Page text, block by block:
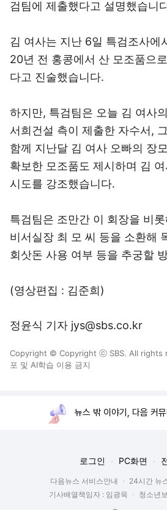
검팀에 제출했다고 설명했습니
김 여사는 지난 6일 특검조사에
20년 전 홍콩에서 산 모조품으
다고 진술했습니다.
하지만, 특검팀은 오늘 김 여사
서희건설 측이 제출한 자수서,
함께 지난달 김 여사 오빠의 장
확보한 모조품도 제시하며 김
시도를 강조했습니다.
특검팀은 조만간 이 회장을 비
비서실장 최 모 씨 등을 소환해
회삿돈 사용 여부 등을 추궁할
(영상편집 : 김준희)
정윤식 기자 jys@sbs.co.kr
Copyright © Copyright ⓒ SBS. All rights
포 및 AI학습 이용 금지
뉴스 밖 이야기, 다음 커
로그인 PC화면
다음뉴스 서비스안내 24시간 뉴
기사배열책임자 : 임광욱
청소년